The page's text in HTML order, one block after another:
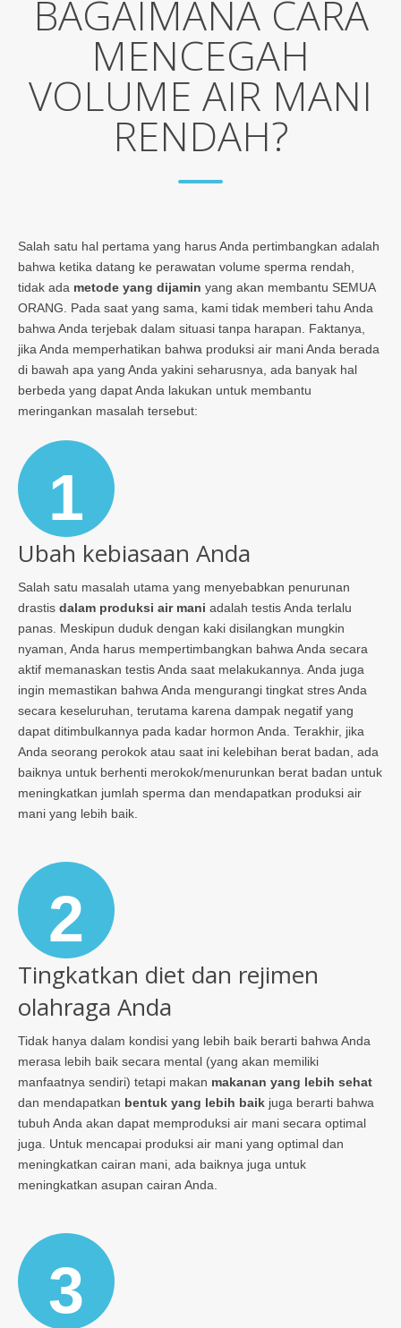
BAGAIMANA CARA
MENCEGAH
VOLUME AIR MANI
RENDAH?
Salah satu hal pertama yang harus Anda pertimbangkan adalah
bahwa ketika datang ke perawatan volume sperma rendah,
tidak ada metode yang dijamin yang akan membantu SEMUA
ORANG. Pada saat yang sama, kami tidak memberi tahu Anda
bahwa Anda terjebak dalam situasi tanpa harapan. Faktanya,
jika Anda memperhatikan bahwa produksi air mani Anda berada
di bawah apa yang Anda yakini seharusnya, ada banyak hal
berbeda yang dapat Anda lakukan untuk membantu
meringankan masalah tersebut:
1
Ubah kebiasaan Anda
Salah satu masalah utama yang menyebabkan penurunan
drastis dalam produksi air mani adalah testis Anda terlalu
panas. Meskipun duduk dengan kaki disilangkan mungkin
nyaman, Anda harus mempertimbangkan bahwa Anda secara
aktif memanaskan testis Anda saat melakukannya. Anda juga
ingin memastikan bahwa Anda mengurangi tingkat stres Anda
secara keseluruhan, terutama karena dampak negatif yang
dapat ditimbulkannya pada kadar hormon Anda. Terakhir, jika
Anda seorang perokok atau saat ini kelebihan berat badan, ada
baiknya untuk berhenti merokok/menurunkan berat badan untuk
meningkatkan jumlah sperma dan mendapatkan produksi air
mani yang lebih baik.
2
Tingkatkan diet dan rejimen
olahraga Anda
Tidak hanya dalam kondisi yang lebih baik berarti bahwa Anda
merasa lebih baik secara mental (yang akan memiliki
manfaatnya sendiri) tetapi makan makanan yang lebih sehat
dan mendapatkan bentuk yang lebih baik juga berarti bahwa
tubuh Anda akan dapat memproduksi air mani secara optimal
juga. Untuk mencapai produksi air mani yang optimal dan
meningkatkan cairan mani, ada baiknya juga untuk
meningkatkan asupan cairan Anda.
3